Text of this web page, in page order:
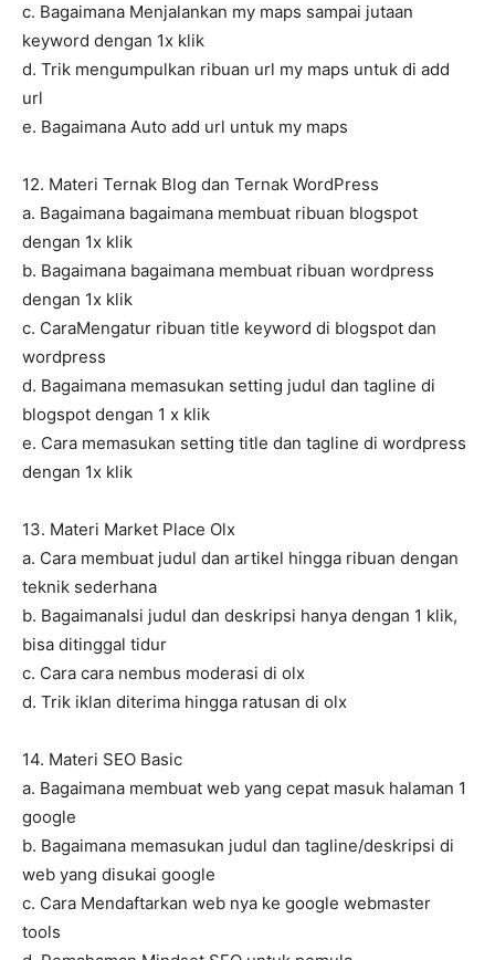
c. Bagaimana Menjalankan my maps sampai jutaan
keyword dengan 1x klik
d. Trik mengumpulkan ribuan url my maps untuk di add
url
e. Bagaimana Auto add url untuk my maps
12. Materi Ternak Blog dan Ternak WordPress
a. Bagaimana bagaimana membuat ribuan blogspot
dengan 1x klik
b. Bagaimana bagaimana membuat ribuan wordpress
dengan 1x klik
c. CaraMengatur ribuan title keyword di blogspot dan
wordpress
d. Bagaimana memasukan setting judul dan tagline di
blogspot dengan 1 x klik
e. Cara memasukan setting title dan tagline di wordpress
dengan 1x klik
13. Materi Market Place Olx
a. Cara membuat judul dan artikel hingga ribuan dengan
teknik sederhana
b. BagaimanaIsi judul dan deskripsi hanya dengan 1 klik,
bisa ditinggal tidur
c. Cara cara nembus moderasi di olx
d. Trik iklan diterima hingga ratusan di olx
14. Materi SEO Basic
a. Bagaimana membuat web yang cepat masuk halaman 1
google
b. Bagaimana memasukan judul dan tagline/deskripsi di
web yang disukai google
c. Cara Mendaftarkan web nya ke google webmaster
tools